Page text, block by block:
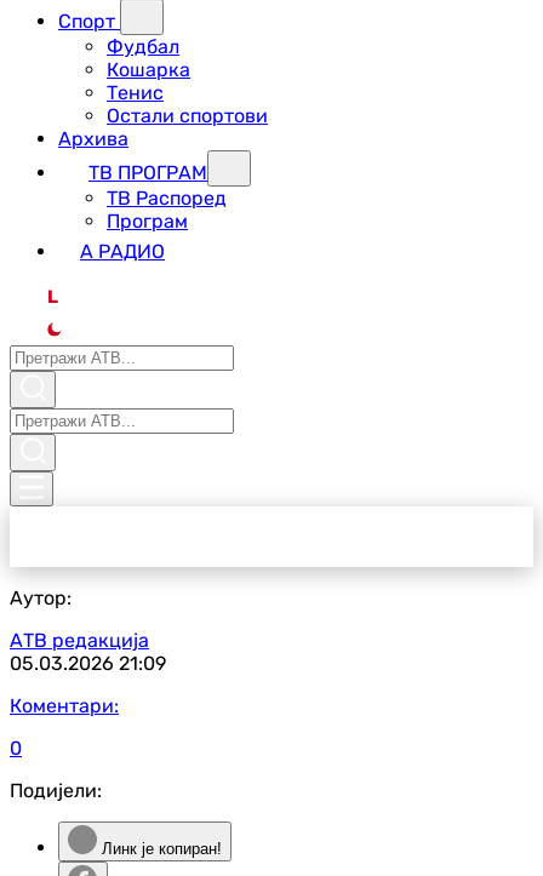
Спорт
Фудбал
Кошарка
Тенис
Остали спортови
Архива
ТВ ПРОГРАМ
ТВ Распоред
Програм
А РАДИО
L
Аутор:
АТВ редакција
05.03.2026 21:09
Коментари:
0
Подијели:
Линк је копиран!